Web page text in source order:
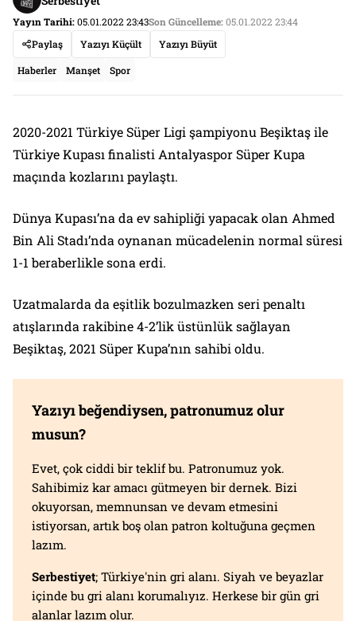
Yayın Tarihi:05.01.2022 23:43Son Güncelleme:05.01.2022 23:44
Paylaş
Yazıyı Küçült Yazıyı Büyüt
Haberler Manşet Spor
2020-2021 Türkiye Süper Ligi şampiyonu Beşiktaş ile
Türkiye Kupası finalisti Antalyaspor Süper Kupa
maçında kozlarını paylaştı.
Dünya Kupası’na da ev sahipliği yapacak olan Ahmed
Bin Ali Stadı’nda oynanan mücadelenin normal süresi
1-1 beraberlikle sona erdi.
Uzatmalarda da eşitlik bozulmazken seri penaltı
atışlarında rakibine 4-2’lik üstünlük sağlayan
Beşiktaş, 2021 Süper Kupa’nın sahibi oldu.
Yazıyı beğendiysen, patronumuz olur
musun?
Evet, çok ciddi bir teklif bu. Patronumuz yok.
Sahibimiz kar amacı gütmeyen bir dernek. Bizi
okuyorsan, memnunsan ve devam etmesini
istiyorsan, artık boş olan patron koltuğuna geçmen
lazım.
Serbestiyet; Türkiye'nin gri alanı. Siyah ve beyazlar
içinde bu gri alanı korumalıyız. Herkese bir gün gri
alanlar lazım olur.